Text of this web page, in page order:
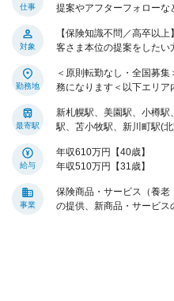
仕事
提案やアフターフォローな
対象
【保険知識不問／高卒以
客さま本位の提案をしたい
勤務地
＜原則転勤なし・全国募
務になります＜以下エリア
最寄駅
新札幌駅、美園駅、小樽
駅、苫小牧駅、新川町駅(北
給与
年収610万円【40歳】
年収510万円【31歳】
事業
保険商品・サービス（養老
の提供、新商品・サービス